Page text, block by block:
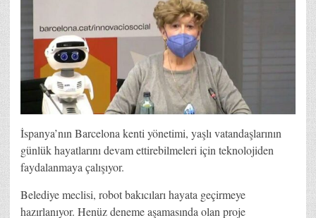
İspanya’nın Barcelona kenti yönetimi, yaşlı vatandaşlarının
günlük hayatlarını devam ettirebilmeleri için teknolojiden
faydalanmaya çalışıyor.
Belediye meclisi, robot bakıcıları hayata geçirmeye
hazırlanıyor. Henüz deneme aşamasında olan proje